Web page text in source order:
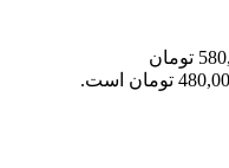
قیمت اصلی 580,000 تومان